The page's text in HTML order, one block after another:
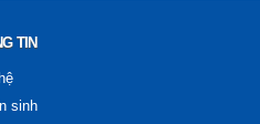
TIN
sinh